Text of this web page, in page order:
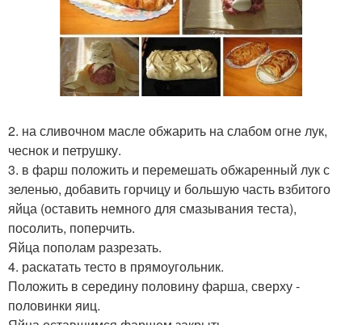
2. на сливочном масле обжарить на слабом огне лук,
чеснок и петрушку.
3. в фарш положить и перемешать обжаренный лук с
зеленью, добавить горчицу и большую часть взбитого
яйца (оставить немного для смазывания теста),
посолить, поперчить.
Яйца пополам разрезать.
4. раскатать тесто в прямоугольник.
Положить в середину половину фарша, сверху -
половинки яиц.